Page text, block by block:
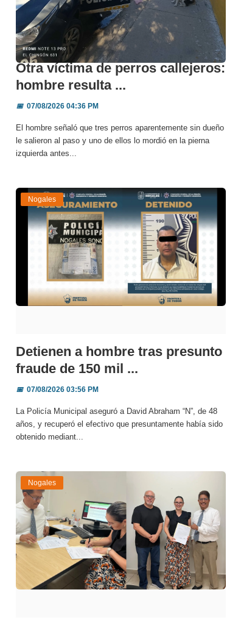
Otra víctima de perros callejeros:
hombre resulta ...
📅07/08/2026 04:36 PM
El hombre señaló que tres perros aparentemente sin dueño
le salieron al paso y uno de ellos lo mordió en la pierna
izquierda antes...
Nogales
Detienen a hombre tras presunto
fraude de 150 mil ...
📅07/08/2026 03:56 PM
La Policía Municipal aseguró a David Abraham “N”, de 48
años, y recuperó el efectivo que presuntamente había sido
obtenido mediant...
Nogales